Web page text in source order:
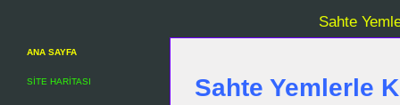
ANA SAYFA
SİTE HARİTASI
Sahte
Sahte Yemlerle